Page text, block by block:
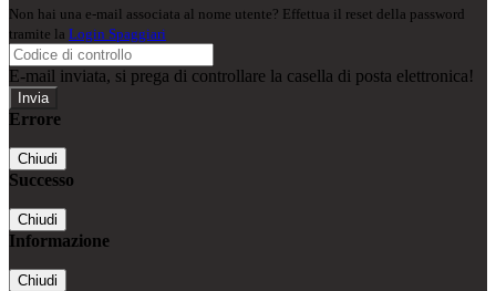
Non hai una e-mail associata al nome utente? Effettua il reset della password
tramite la Login Spaggiari
E-mail inviata, si prega di controllare la casella di posta elettronica!
Errore
Chiudi
Successo
Chiudi
Informazione
Chiudi